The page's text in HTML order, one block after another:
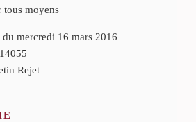
tous moyens
mercredi 16 mars 2016
Rejet